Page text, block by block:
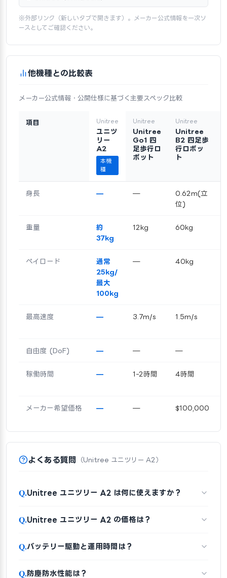
※外部リンク（新しいタブで開きます）。メーカー公式情報を一次ソ
ースとしてご確認ください。
他機種との比較表
メーカー公式情報・公開仕様に基づく主要スペック比較
項目 Unitree
ユニツ
リー
A2
本機
種
Unitree
Unitree
Go1 四
足歩行ロ
ボット
Unitree
Unitree
B2 四足歩
行ロボッ
ト
身長 — —
0.62m(立
位)
重量
約
37kg
12kg 60kg
ペイロード
通常
25kg/
最大
100kg
— 40kg
最高速度 — 3.7m/s 1.5m/s
自由度 (DoF) — — —
稼働時間 — 1-2時間 4時間
メーカー希望価格 — — $100,000
よくある質問 （Unitree ユニツリー A2）
Q.Unitree ユニツリー A2 は何に使えますか？
Q.Unitree ユニツリー A2 の価格は？
Q.バッテリー駆動と運用時間は？
Q.防塵防水性能は？